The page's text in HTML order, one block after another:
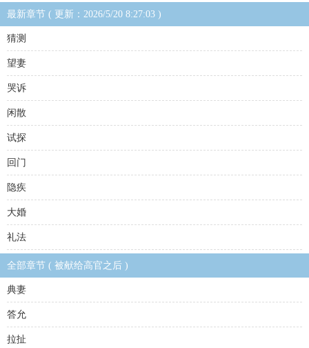
最新章节 ( 更新：2026/5/20 8:27:03 )
猜测
望妻
哭诉
闲散
试探
回门
隐疾
大婚
礼法
全部章节 ( 被献给高官之后 )
典妻
答允
拉扯